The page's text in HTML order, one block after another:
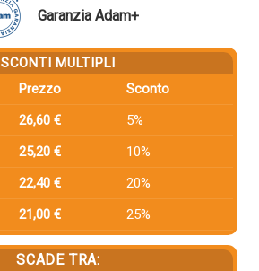
Garanzia Adam+
SCONTI MULTIPLI
Prezzo
Sconto
26,60 €
5%
25,20 €
10%
22,40 €
20%
21,00 € 25%
SCADE TRA: